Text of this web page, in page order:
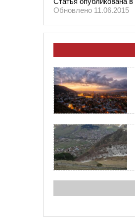
Обновлено 11.06.2015